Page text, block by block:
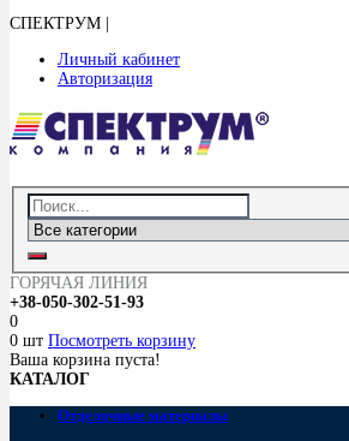
СПЕКТРУМ
Личный кабинет
Авторизация
ГОРЯЧАЯ ЛИНИЯ
+38-050-302-51-93
0
0 шт Посмотреть корзину
Ваша корзина пуста!
КАТАЛОГ
Отделочные материалы